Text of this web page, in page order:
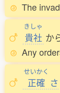
The
きしゃ
貴社 か
Any
せいかく
正確 さ